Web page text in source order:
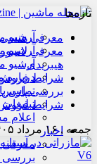
آرشیو
آرشیو
آرشیو
درباره
تماس
تبلیغات
اخبار
معرفی
بررسی
تازه‌ها
معرفی هنسی بلک‌برد ۲۰۳۰:
هیبریدی
شرایط فروش
بررسی پارس
شرایط فروش
جمعه , ۱۶ مرداد ۱۴۰۵